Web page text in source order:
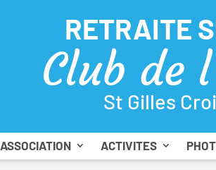
RETRAITE
Club de
St Gilles
ASSOCIATION ACTIVITES